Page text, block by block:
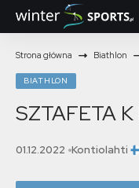
Strona główna Biathlon
BIATHLON
SZTAFETA K
01.12.2022 Kontiolahti